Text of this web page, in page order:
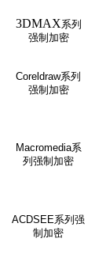
3DMAX系列
强制加密
Coreldraw系列
强制加密
Macromedia系
列强制加密
ACDSEE系列强
制加密